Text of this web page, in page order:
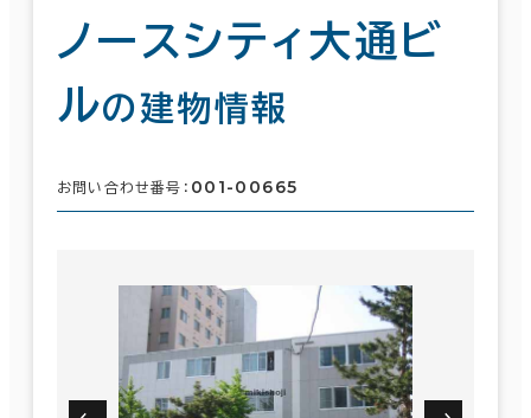
ノースシティ大通ビ
ルの建物情報
お問い合わせ番号： 001-00665